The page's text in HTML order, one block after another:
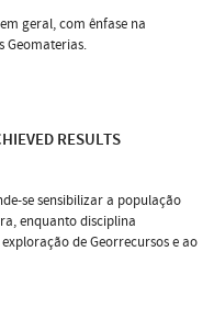
geral, com ênfase na
Geomaterias.
RESULTS
se sensibilizar a população
enquanto disciplina
de Georrecursos e ao